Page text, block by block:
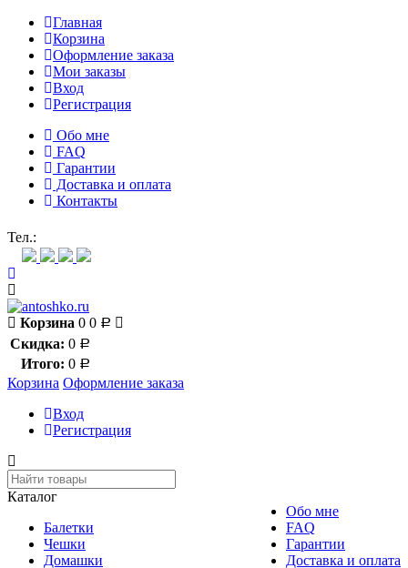
Главная
Корзина
Оформление заказа
Мои заказы
Вход
Регистрация
Обо мне
FAQ
Гарантии
Доставка и оплата
Контакты
Тел.:
Корзина 0 0 Р
Скидка: 0 Р
Итого: 0 Р
Корзина Оформление заказа
Вход
Регистрация
Обо мне
FAQ
Гарантии
Доставка и оплата
Каталог
Балетки
Чешки
Домашки